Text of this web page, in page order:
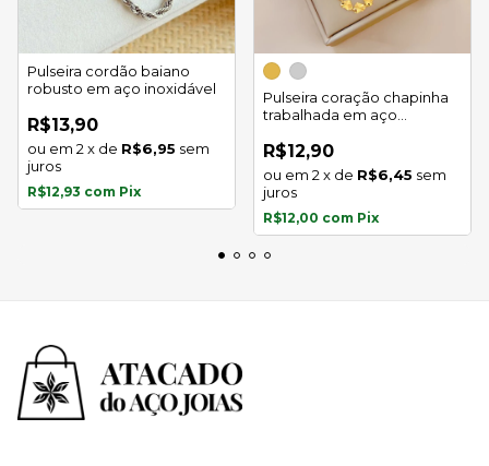
Pulseira cordão baiano
robusto em aço inoxidável
R$13,90
2 x de R$6,95 sem
juros
R$12,93 com Pix
Pulseira coração chapinha
trabalhada em aço
R$12,90
2 x de R$6,45 sem
juros
R$12,00 com Pix